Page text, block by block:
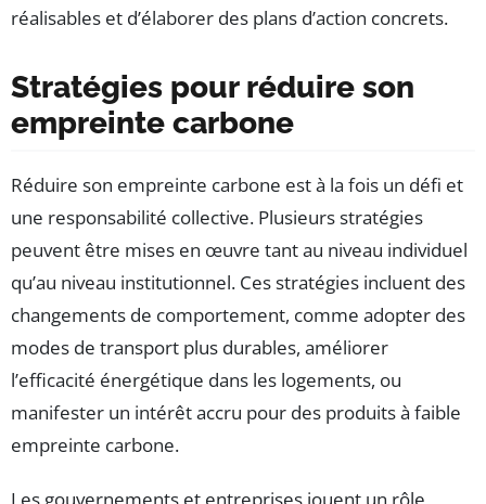
réalisables et d’élaborer des plans d’action concrets.
Stratégies pour réduire son
empreinte carbone
Réduire son empreinte carbone est à la fois un défi et
une responsabilité collective. Plusieurs stratégies
peuvent être mises en œuvre tant au niveau individuel
qu’au niveau institutionnel. Ces stratégies incluent des
changements de comportement, comme adopter des
modes de transport plus durables, améliorer
l’efficacité énergétique dans les logements, ou
manifester un intérêt accru pour des produits à faible
empreinte carbone.